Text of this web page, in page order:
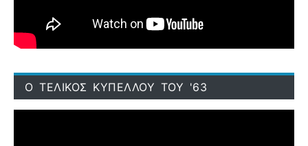
Ο ΤΕΛΙΚΟΣ ΚΥΠΕΛΛΟΥ ΤΟΥ '63